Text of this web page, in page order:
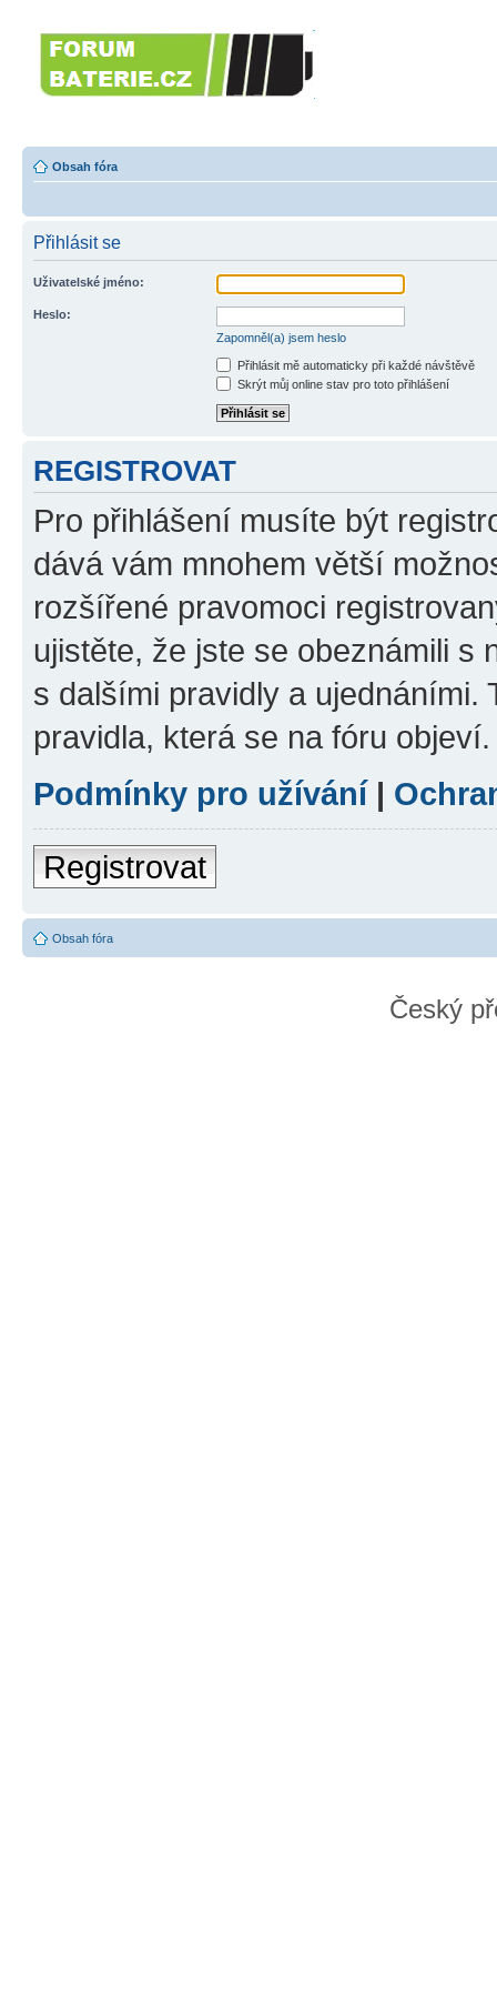
Obsah fóra
Přihlásit se
Uživatelské jméno:
Heslo:
Zapomněl(a) jsem heslo
Přihlásit mě automaticky při každé návštěvě
Skrýt můj online stav pro toto přihlášení
REGISTROVAT
Pro přihlášení musíte být
dává vám mnohem větší
rozšířené pravomoci
ujistěte, že jste se obeznámili s
s dalšími pravidly a ujednáními.
pravidla, která se na fóru objeví.
Podmínky pro užívání |
Registrovat
Obsah fóra
Český